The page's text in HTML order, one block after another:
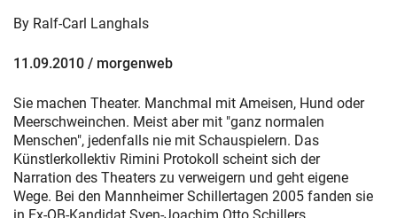
By Ralf-Carl Langhals
11.09.2010 / morgenweb
Sie machen Theater. Manchmal mit Ameisen, Hund oder
Meerschweinchen. Meist aber mit "ganz normalen
Menschen", jedenfalls nie mit Schauspielern. Das
Künstlerkollektiv Rimini Protokoll scheint sich der
Narration des Theaters zu verweigern und geht eigene
Wege. Bei den Mannheimer Schillertagen 2005 fanden sie